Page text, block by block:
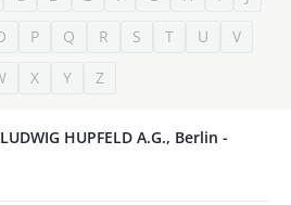
P Q R S T U
V
X Y Z
LUDWIG HUPFELD A.G., Berlin -